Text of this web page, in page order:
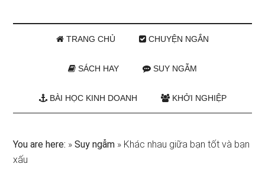
TRANG CHỦ CHUYỆN NGẮN
SÁCH HAY SUY NGẪM
BÀI HỌC KINH DOANH KHỞI NGHIỆP
You are here: »Suy ngẫm » Khác nhau giữa bạn tốt và bạn
xấu